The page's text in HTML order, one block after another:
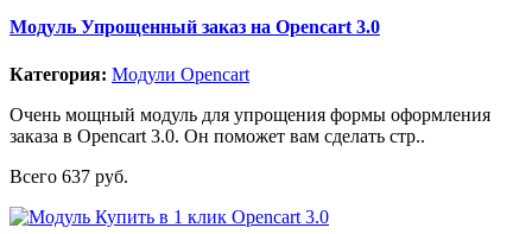
Модуль Упрощенный заказ на Opencart 3.0
Категория: Модули Opencart
Очень мощный модуль для упрощения формы оформления
заказа в Opencart 3.0. Он поможет вам сделать стр..
Всего 637 руб.